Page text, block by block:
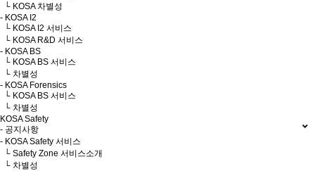
└ KOSA 차별성
- KOSA I2
└ KOSA I2 서비스
└ KOSA R&D 서비스
- KOSA BS
└ KOSA BS 서비스
└ 차별성
- KOSA Forensics
└ KOSA BS 서비스
└ 차별성
KOSA Safety
- 공지사항
- KOSA Safety 서비스
└ Safety Zone 서비스소개
└ 차별성